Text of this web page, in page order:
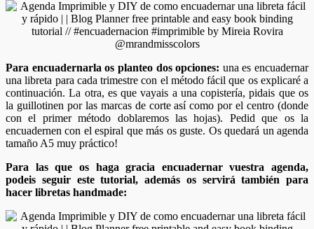
Para encuadernarla os planteo dos opciones: una es encuadernar
una libreta para cada trimestre con el método fácil que os explicaré a
continuación. La otra, es que vayais a una copistería, pidais que os
la guillotinen por las marcas de corte así como por el centro (donde
con el primer método doblaremos las hojas). Pedid que os la
encuadernen con el espiral que más os guste. Os quedará un agenda
tamaño A5 muy práctico!
Para las que os haga gracia encuadernar vuestra agenda,
podeis seguir este tutorial, además os servirá también para
hacer libretas handmade: